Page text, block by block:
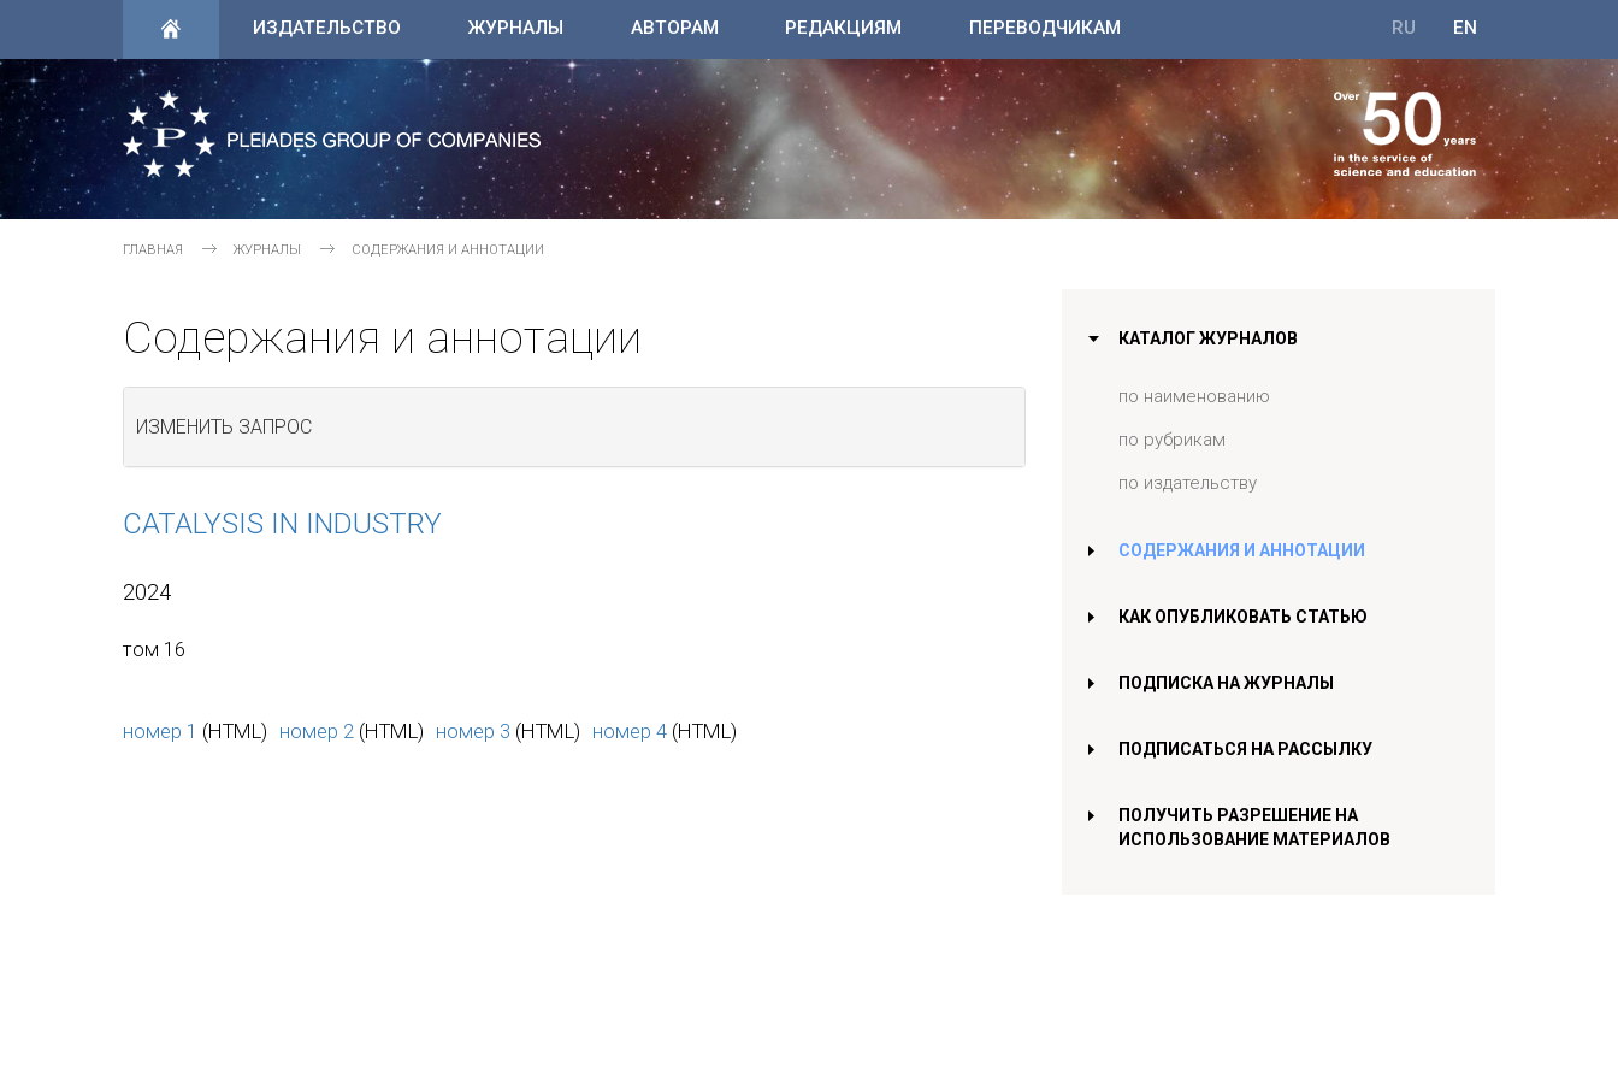
ИЗДАТЕЛЬСТВО ЖУРНАЛЫ АВТОРАМ РЕДАКЦИЯМ ПЕРЕВОДЧИКАМ EN
RU
ГЛАВНАЯ ЖУРНАЛЫ СОДЕРЖАНИЯ И АННОТАЦИИ
Содержания и аннотации
ИЗМЕНИТЬ ЗАПРОС
CATALYSIS IN INDUSTRY
2024
том 16
номер 1 (HTML) номер 2 (HTML) номер 3 (HTML) номер 4 (HTML)
КАТАЛОГ ЖУРНАЛОВ
по наименованию
по рубрикам
по издательству
СОДЕРЖАНИЯ И АННОТАЦИИ
КАК ОПУБЛИКОВАТЬ СТАТЬЮ
ПОДПИСКА НА ЖУРНАЛЫ
ПОДПИСАТЬСЯ НА РАССЫЛКУ
ПОЛУЧИТЬ РАЗРЕШЕНИЕ НА
ИСПОЛЬЗОВАНИЕ МАТЕРИАЛОВ